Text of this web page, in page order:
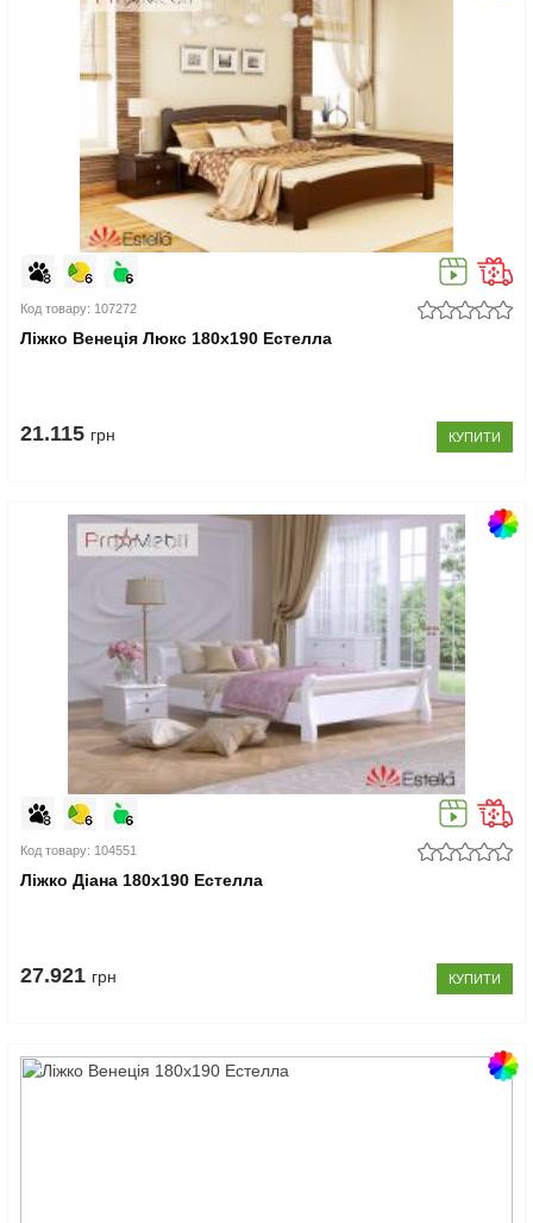
Код товару: 107272
Ліжко Венеція Люкс 180x190 Естелла
21.115 грн КУПИТИ
Код товару: 104551
Ліжко Діана 180x190 Естелла
27.921 грн КУПИТИ